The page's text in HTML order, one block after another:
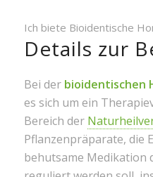
Ich biete Bioidentische
Details zur
Bei der bioidentischen
es sich um ein
Bereich der
Pflanzenpräparate, die
behutsame Medikation